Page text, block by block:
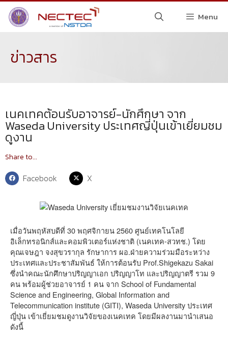
Menu
ข่าวสาร
เนคเทคต้อนรับอาจารย์-นักศึกษา จาก
Waseda University ประเทศญี่ปุ่นเข้าเยี่ยมชม
ดูงาน
Share to...
Facebook X
เมื่อวันพฤหัสบดีที่ 30 พฤศจิกายน 2560 ศูนย์เทคโนโลยี
อิเล็กทรอนิกส์และคอมพิวเตอร์แห่งชาติ (เนคเทค-สวทช.) โดย
คุณเจษฎา จงสุขวรากุล รักษาการ ผอ.ฝ่ายความร่วมมือระหว่าง
ประเทศและประชาสัมพันธ์ ให้การต้อนรับ Prof.Shigekazu Sakai
ซึ่งนำคณะนักศึกษาปริญญาเอก ปริญญาโท และปริญญาตรี รวม 9
คน พร้อมผู้ช่วยอาจารย์ 1 คน จาก School of Fundamental
Science and Engineering, Global Information and
Telecommunication institute (GITI), Waseda University ประเทศ
ญี่ปุ่น เข้าเยี่ยมชมดูงานวิจัยของเนคเทค โดยมีผลงานมานำเสนอ
ดังนี้